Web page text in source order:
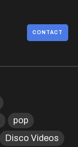
CONTACT
pop
Disco Videos